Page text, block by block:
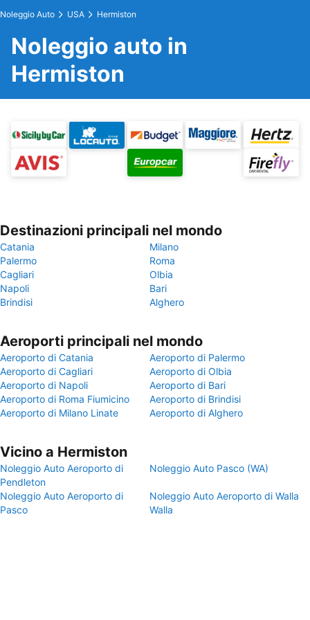
Noleggio Auto USA Hermiston
Noleggio auto in
Hermiston
Destinazioni principali nel mondo
Catania
Milano
Palermo
Roma
Cagliari
Olbia
Napoli
Bari
Brindisi
Alghero
Aeroporti principali nel mondo
Aeroporto di Catania
Aeroporto di Palermo
Aeroporto di Cagliari
Aeroporto di Olbia
Aeroporto di Napoli
Aeroporto di Bari
Aeroporto di Roma Fiumicino
Aeroporto di Brindisi
Aeroporto di Milano Linate
Aeroporto di Alghero
Vicino a Hermiston
Noleggio Auto Aeroporto di
Pendleton
Noleggio Auto Pasco (WA)
Noleggio Auto Aeroporto di
Pasco
Noleggio Auto Aeroporto di Walla
Walla